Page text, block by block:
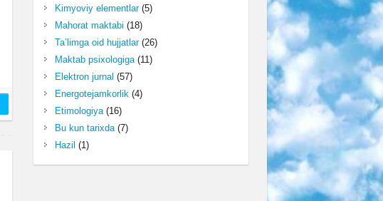
Kimyoviy elementlar(5)
Mahorat maktabi (18)
Ta’limga oid hujjatlar(26)
Maktab psixologiga(11)
Elektron jurnal (57)
Energotejamkorlik(4)
Etimologiya(16)
Bu kun tarixda(7)
Hazil (1)